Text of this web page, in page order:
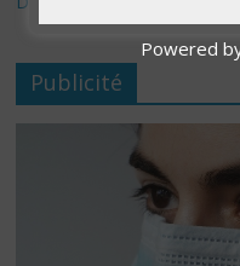
Publicité
Powered